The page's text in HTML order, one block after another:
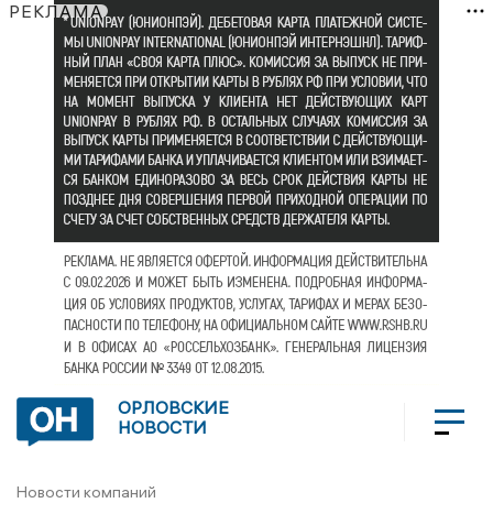
РЕКЛАМА
ОРЛОВСКИЕ
НОВОСТИ
Новости компаний